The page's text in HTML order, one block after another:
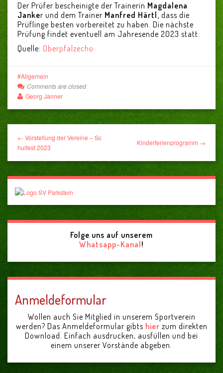
Der Prüfer bescheinigte der Trainerin Magdalena
Janker und dem Trainer Manfred Härtl, dass die
Prüflinge besten vorbereitet zu haben. Die nächste
Prüfung findet eventuell am Jahresende 2023 statt.
Quelle: Oberpfalzecho
Allgemein
Comments are closed
Georg Janner
← Vorstellung der Vereine – Sc
hulfest 2023
Kinderferienprogramm →
Folge uns auf unserem
Whatsapp-Kanal!
Anmeldeformular
Wollen auch Sie Mitglied in unserem Sportverein
werden? Das Anmeldeformular gibts hier zum direkten
Download. Einfach ausdrucken, ausfüllen und bei
einem unserer Vorstände abgeben.